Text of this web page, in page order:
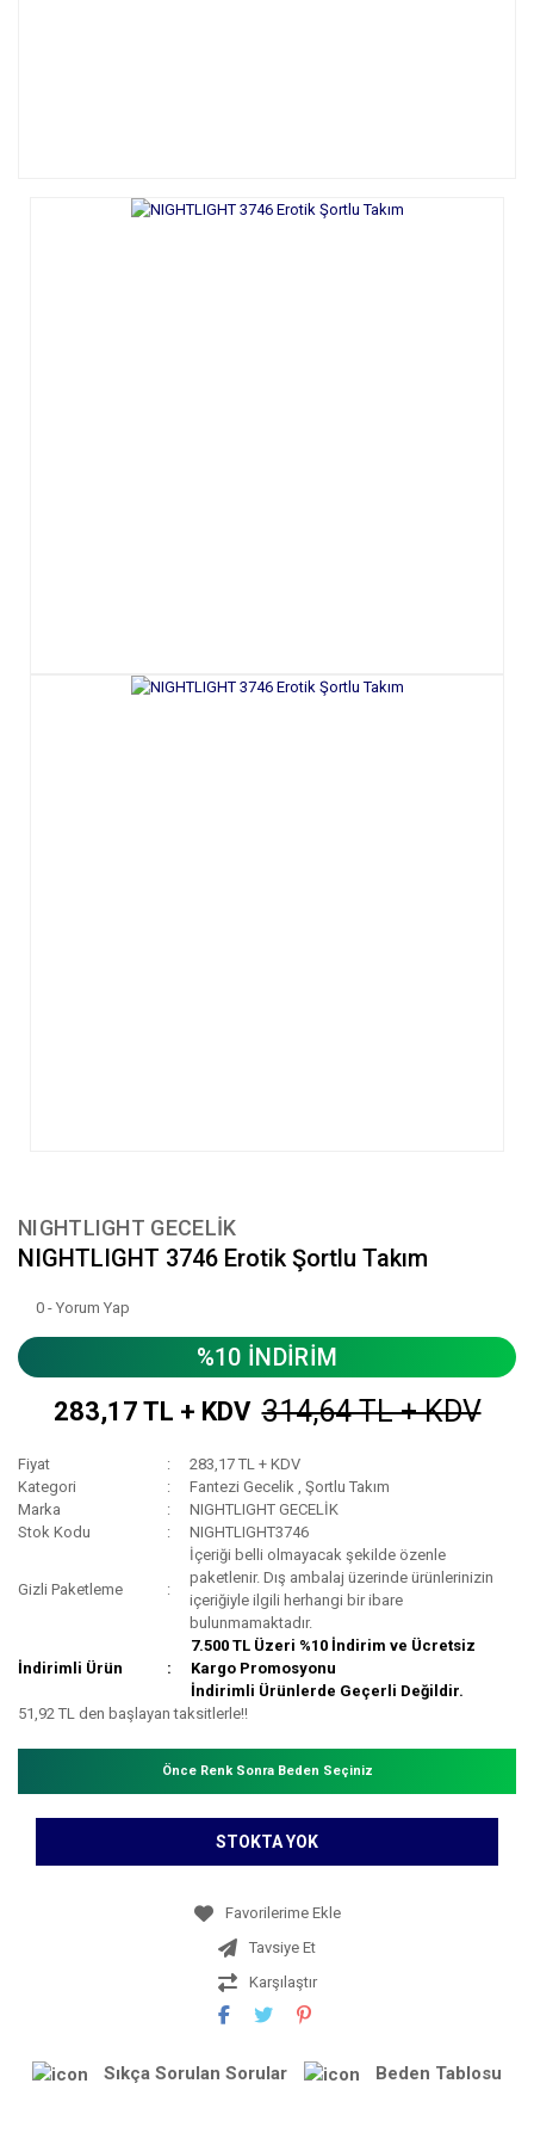
NIGHTLIGHT GECELİK
NIGHTLIGHT 3746 Erotik Şortlu Takım
0 - Yorum Yap
%10 İNDİRİM
283,17 TL + KDV 314,64 TL + KDV
Fiyat
283,17 TL + KDV
Kategori
Fantezi Gecelik ,Şortlu Takım
Marka
NIGHTLIGHT GECELİK
Stok Kodu
NIGHTLIGHT3746
Gizli Paketleme
İçeriği belli olmayacak şekilde özenle
paketlenir. Dış ambalaj üzerinde ürünlerinizin
içeriğiyle ilgili herhangi bir ibare
bulunmamaktadır.
İndirimli Ürün
7.500 TL Üzeri %10 İndirim ve Ücretsiz
Kargo Promosyonu
İndirimli Ürünlerde Geçerli Değildir.
51,92 TL den başlayan taksitlerle!!
Önce Renk Sonra Beden Seçiniz
STOKTA YOK
Tavsiye Et
Karşılaştır
Sıkça Sorulan Sorular Beden Tablosu